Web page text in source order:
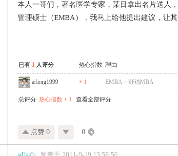
本人一哥们，著名医学专家，某日拿出名片送人
管理硕士（EMBA），我马上给他提出建议，让
已有 1 人评分 热心指数 理由
arlong1999 + 1 EMBA = 野鸡MBA
总评分: 热心指数 + 1 查看全部评分
点赞 0 0